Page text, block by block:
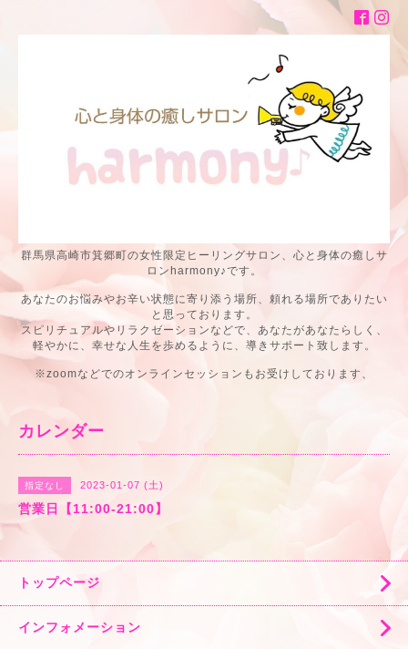
群馬県高崎市箕郷町の女性限定ヒーリングサロン、心と身体の癒しサ
ロンharmony♪です。
あなたのお悩みやお辛い状態に寄り添う場所、頼れる場所でありたい
と思っております。
スピリチュアルやリラクゼーションなどで、あなたがあなたらしく、
軽やかに、幸せな人生を歩めるように、導きサポート致します。
※zoomなどでのオンラインセッションもお受けしております、
カレンダー
指定なし 2023-01-07 (土)
営業日【11:00-21:00】
トップページ
インフォメーション